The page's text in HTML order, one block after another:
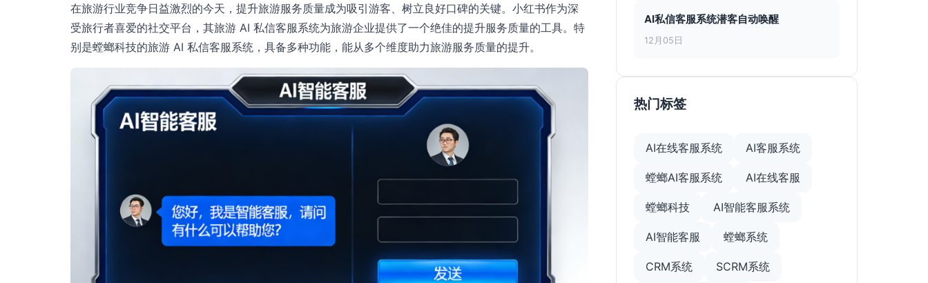
在旅游行业竞争日益激烈的今天，提升旅游服务质量成为吸引游客、树立良好口碑的关键。小红书作为深
受旅行者喜爱的社交平台，其旅游 AI 私信客服系统为旅游企业提供了一个绝佳的提升服务质量的工具。特
别是螳螂科技的旅游 AI 私信客服系统，具备多种功能，能从多个维度助力旅游服务质量的提升。
AI私信客服系统潜客自动唤醒
12月05日
热门标签
AI在线客服系统 AI客服系统
螳螂AI客服系统 AI在线客服
螳螂科技 AI智能客服系统
AI智能客服 螳螂系统
CRM系统 SCRM系统